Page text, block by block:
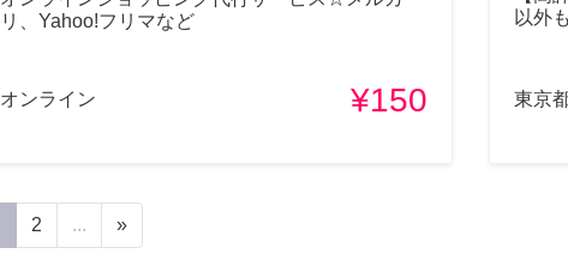
リ、Yahoo!フリマなど
オンライン ¥150
以外
東京
2 ... »